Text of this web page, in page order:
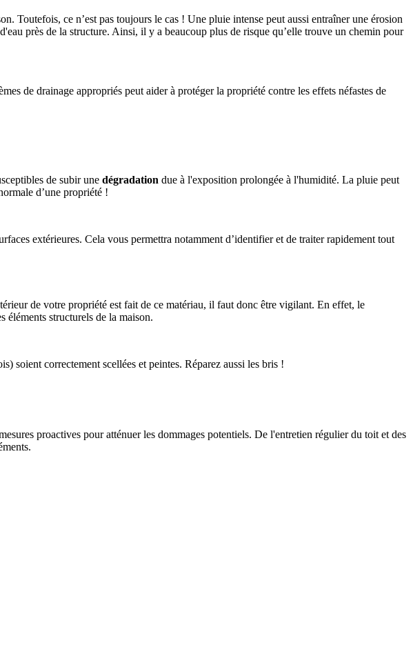
Toutefois, ce n’est pas toujours le cas ! Une pluie intense peut aussi entraîner une érosion
près de la structure. Ainsi, il y a beaucoup plus de risque qu’elle trouve un chemin pour
de drainage appropriés peut aider à protéger la propriété contre les effets néfastes de
de subir une dégradation due à l'exposition prolongée à l'humidité. La pluie peut
d’une propriété !
extérieures. Cela vous permettra notamment d’identifier et de traiter rapidement tout
de votre propriété est fait de ce matériau, il faut donc être vigilant. En effet, le
éléments structurels de la maison.
soient correctement scellées et peintes. Réparez aussi les bris !
proactives pour atténuer les dommages potentiels. De l'entretien régulier du toit et des